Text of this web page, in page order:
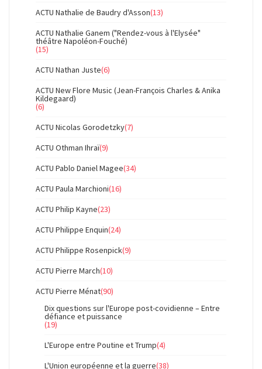
ACTU Nathalie de Baudry d'Asson(13)
ACTU Nathalie Ganem ("Rendez-vous à l'Elysée"
théâtre Napoléon-Fouché)
(15)
ACTU Nathan Juste(6)
ACTU New Flore Music (Jean-François Charles & Anika
Kildegaard)
(6)
ACTU Nicolas Gorodetzky(7)
ACTU Othman Ihraï(9)
ACTU Pablo Daniel Magee(34)
ACTU Paula Marchioni(16)
ACTU Philip Kayne(23)
ACTU Philippe Enquin(24)
ACTU Philippe Rosenpick(9)
ACTU Pierre March(10)
ACTU Pierre Ménat(90)
Dix questions sur l'Europe post-covidienne – Entre
défiance et puissance
(19)
L'Europe entre Poutine et Trump(4)
L'Union européenne et la guerre(38)